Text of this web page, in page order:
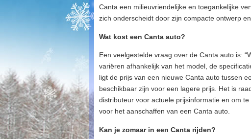
Canta een milieuvriendelijke en toegankelijke
zich onderscheidt door zijn compacte ontwerp
Wat kost een Canta auto?
Een veelgestelde vraag over de Canta auto is:
variëren afhankelijk van het model, de
ligt de prijs van een nieuwe Canta auto tussen
beschikbaar zijn voor een lagere prijs. Het is
distributeur voor actuele prijsinformatie en om
voor het aanschaffen van een Canta auto.
Kan je zomaar in een Canta rijden?